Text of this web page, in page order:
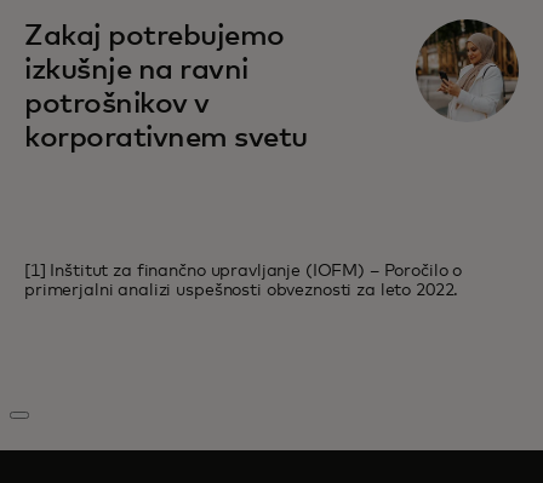
Zakaj potrebujemo
izkušnje na ravni
potrošnikov v
korporativnem svetu
[1] Inštitut za finančno upravljanje (IOFM) – Poročilo o
primerjalni analizi uspešnosti obveznosti za leto 2022.